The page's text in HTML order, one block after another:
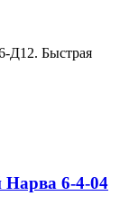
Д12. Быстрая
6-4-04